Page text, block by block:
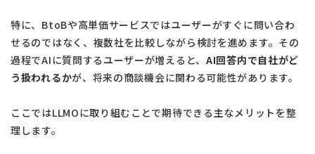
特に、BtoBや高単価サービスではユーザーがすぐに問い合わ
せるのではなく、複数社を比較しながら検討を進めます。その
過程でAIに質問するユーザーが増えると、 AI回答内で自社がど
う扱われるかが、将来の商談機会に関わる可能性があります。
ここではLLMOに取り組むことで期待できる主なメリットを整
理します。